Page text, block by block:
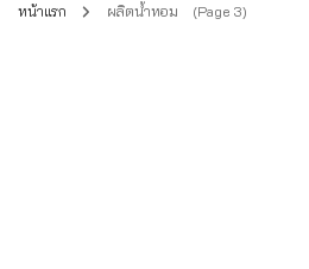
หน้าแรก ผลิตน้ำหอม (Page 3)